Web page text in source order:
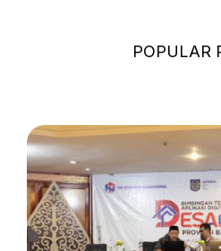
POPULAR